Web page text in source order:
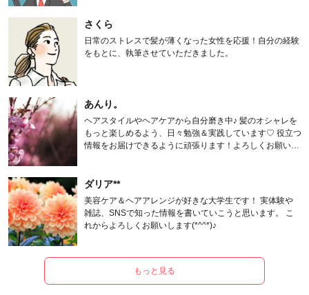
さくら
日常のストレスで髪が薄くなった女性を応援！自分の経験
をもとに、執筆させていただきました。
あんり。
ヘアスタイルやヘアケアから自分磨き中♪ 髪のオシャレを
もっと楽しめるよう、日々勉強＆実践しています♡ 役立つ
情報をお届けできるように頑張ります！よろしくお願いし
ダリア**
美容ケア＆ヘアアレンジが好きな大学生です！ 実体験や
雑誌、SNSで知った情報を書いていこうと思います。 こ
れからよろしくお願いします(*^^*)♪
もっと見る